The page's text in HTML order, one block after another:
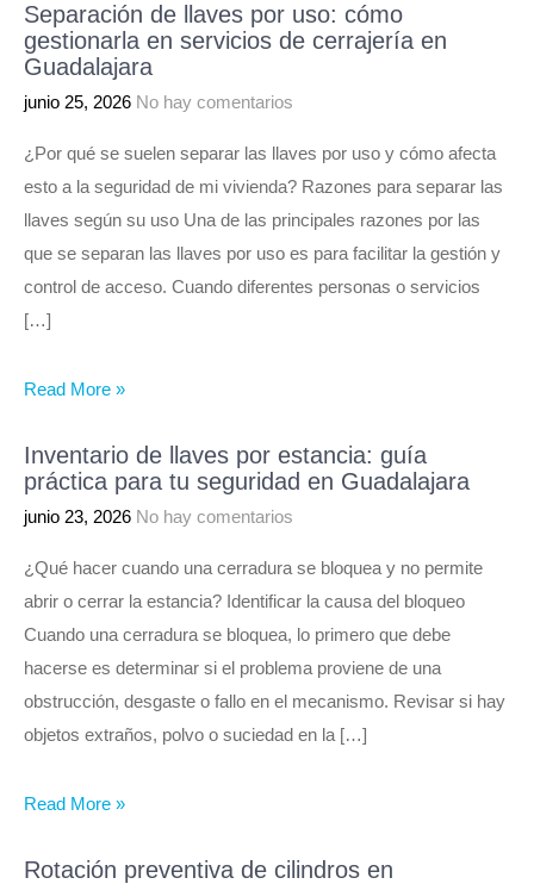
Separación de llaves por uso: cómo
gestionarla en servicios de cerrajería en
Guadalajara
junio 25, 2026 No hay comentarios
¿Por qué se suelen separar las llaves por uso y cómo afecta
esto a la seguridad de mi vivienda? Razones para separar las
llaves según su uso Una de las principales razones por las
que se separan las llaves por uso es para facilitar la gestión y
control de acceso. Cuando diferentes personas o servicios
[…]
Read More »
Inventario de llaves por estancia: guía
práctica para tu seguridad en Guadalajara
junio 23, 2026 No hay comentarios
¿Qué hacer cuando una cerradura se bloquea y no permite
abrir o cerrar la estancia? Identificar la causa del bloqueo
Cuando una cerradura se bloquea, lo primero que debe
hacerse es determinar si el problema proviene de una
obstrucción, desgaste o fallo en el mecanismo. Revisar si hay
objetos extraños, polvo o suciedad en la […]
Read More »
Rotación preventiva de cilindros en